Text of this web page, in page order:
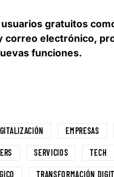
gratuitos
correo electrónico,
funciones.
EMPRESAS
SERVICIOS TECH
TRANSFORMACIÓN